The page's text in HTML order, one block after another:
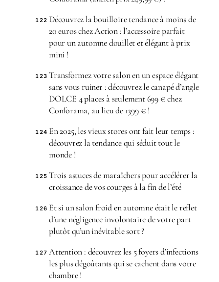
122 Découvrez la bouilloire tendance à moins de
20 euros chez Action : l’accessoire parfait
pour un automne douillet et élégant à prix
mini !
123 Transformez votre salon en un espace élégant
sans vous ruiner : découvrez le canapé d’angle
DOLCE 4 places à seulement 699 € chez
Conforama, au lieu de 1399 € !
124 En 2025, les vieux stores ont fait leur temps :
découvrez la tendance qui séduit tout le
monde !
125 Trois astuces de maraîchers pour accélérer la
croissance de vos courges à la fin de l’été
126 Et si un salon froid en automne était le reflet
d’une négligence involontaire de votre part
plutôt qu’un inévitable sort ?
127 Attention : découvrez les 5 foyers d’infections
les plus dégoûtants qui se cachent dans votre
chambre !